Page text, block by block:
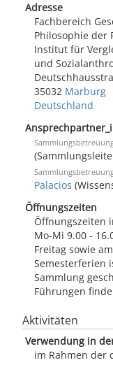
Adresse
Fachbereich
Philosophie der
Institut für
und
35032 Marburg
Deutschland
Palacios
Öffnungszeiten
Öffnungszeiten
Mo-Mi 9.00 -
Freitag sowie
Semesterferien
Sammlung
Führungen
Aktivitäten
Verwendung in
im Rahmen der